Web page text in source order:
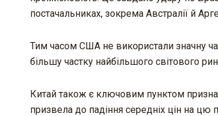
постачальниках, зокрема Австралії й
Тим часом США не використали значну
більшу частку найбільшого світового
Китай також є ключовим пунктом
призвела до падіння середніх цін на